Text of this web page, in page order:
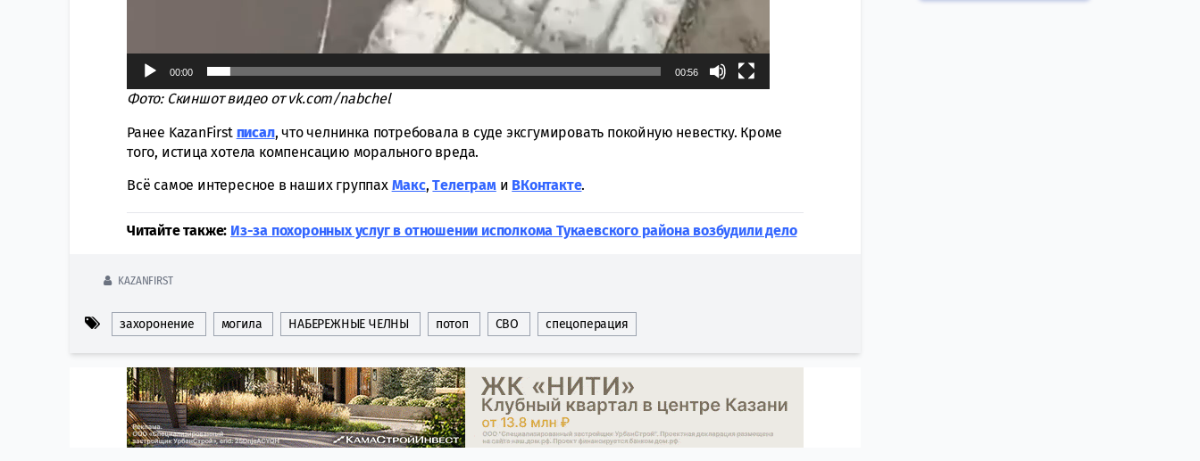
00:00 00:56
Фото: Скиншот видео отvk.com/nabchel
Ранее KazanFirst писал, что челнинка потребовала в суде эксгумировать покойную невестку. Кроме
того, истица хотела компенсацию морального вреда.
Всё самое интересное в наших группах Макс,Tелеграми ВКонтакте.
Читайте также: Из-за похоронных услуг в отношении исполкома Тукаевского района возбудили дело
KAZANFIRST
захоронение могила НАБЕРЕЖНЫЕ ЧЕЛНЫ потоп СВО спецоперация